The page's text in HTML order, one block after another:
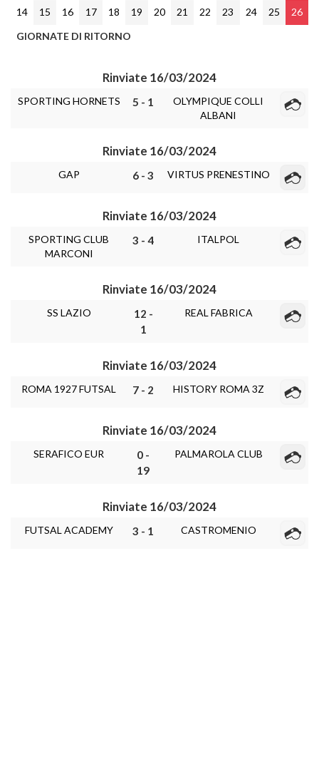
14 15 16 17 18 19 20 21 22 23 24 25
26
GIORNATE DI RITORNO
Rinviate 16/03/2024
SPORTING HORNETS 5 - 1
OLYMPIQUE COLLI
ALBANI
Rinviate 16/03/2024
GAP 6 - 3 VIRTUS PRENESTINO
Rinviate 16/03/2024
SPORTING CLUB
MARCONI
3 - 4 ITALPOL
Rinviate 16/03/2024
SS LAZIO
12 -
1
REAL FABRICA
Rinviate 16/03/2024
ROMA 1927 FUTSAL 7 - 2 HISTORY ROMA 3Z
Rinviate 16/03/2024
SERAFICO EUR
0 -
19
PALMAROLA CLUB
Rinviate 16/03/2024
FUTSAL ACADEMY 3 - 1 CASTROMENIO